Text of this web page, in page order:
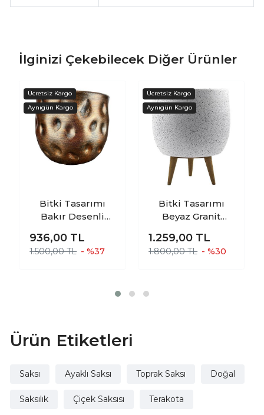
İlginizi Çekebilecek Diğer Ürünler
Bitki Tasarımı
Bakır Desenli
Saksılık Salon
Çiçeklik - 19 CM
936,00 TL
1.500,00 TL - %37
Bitki Tasarımı
Beyaz Granit
Saksılık Salon
Çiçeklik 3 Ayaklı -
1.259,00 TL
1.800,00 TL - %30
Ürün Etiketleri
Saksı Ayaklı Saksı Toprak Saksı Doğal
Saksılık Çiçek Saksısı Terakota